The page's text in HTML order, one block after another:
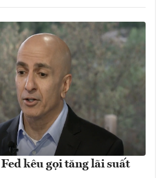
kêu gọi tăng lãi suất